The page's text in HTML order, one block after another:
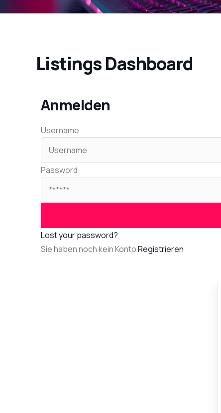
Listings Dashboard
Anmelden
Username
Password
Lost your password?
Sie haben noch kein KontoRegistrieren